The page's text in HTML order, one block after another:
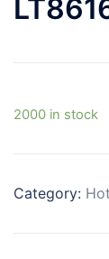
2000 in stock
Category: